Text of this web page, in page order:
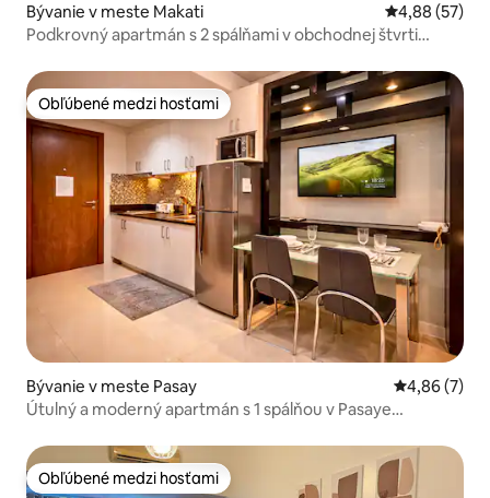
Bývanie v meste Makati Priemerné
4,88 (57)
Podkrovný apartmán s 2 spálňami v obchodnej štvrti
Obľúbené medzi hosťami
Obľúbené medzi hosťami
Bývanie v meste Pasay Priemerné
4,86 (7)
Útulný a moderný apartmán s 1 spálňou v Pasaye
Obľúbené medzi hosťami
Obľúbené medzi hosťami